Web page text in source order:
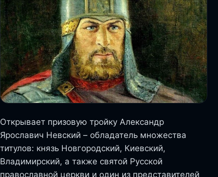
Открывает призовую тройку Александр
Ярославич Невский – обладатель множества
титулов: князь Новгородский, Киевский,
Владимирский, а также святой Русской
православной церкви и один из представителей